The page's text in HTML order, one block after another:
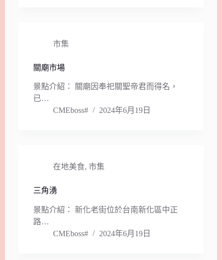
市集
關廟市場
景點介紹： 關廟因奉祀關聖帝君而得名，
已…
CMEboss#
2024年6月19日
在地美食, 市集
三角湧
景點介紹： 新化老街位於台南新化區中正
路…
CMEboss#
2024年6月19日